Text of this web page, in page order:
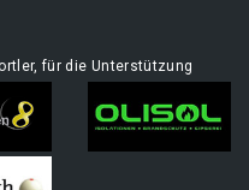
für die Unterstützung